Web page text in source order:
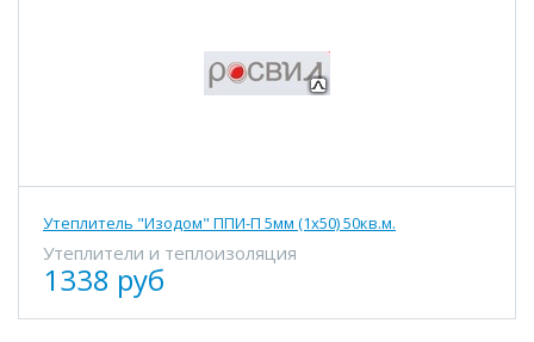
Утеплитель "Изодом" ППИ-П 5мм (1х50) 50кв.м.
Утеплители и теплоизоляция
1338 руб